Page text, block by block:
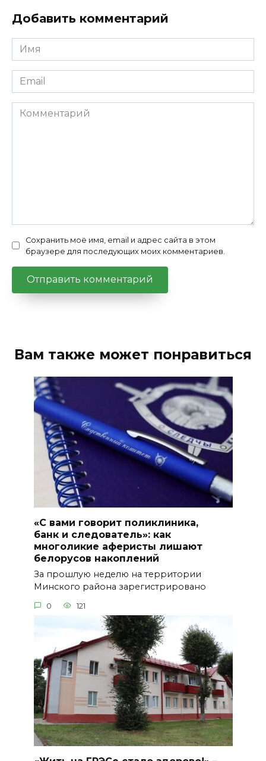
Добавить комментарий
Имя
*
Email
*
Комментарий
Сохранить моё имя, email и адрес сайта в этом
браузере для последующих моих комментариев.
Вам также может понравиться
«С вами говорит поликлиника,
банк и следователь»: как
многоликие аферисты лишают
белорусов накоплений
За прошлую неделю на территории
Минского района зарегистрировано
0 121